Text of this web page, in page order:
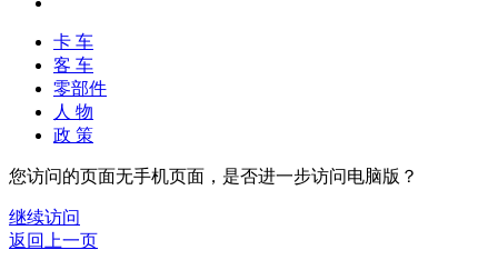
卡 车
客 车
零部件
人 物
政 策
您访问的页面无手机页面，是否进一步访问电脑版？
继续访问
返回上一页